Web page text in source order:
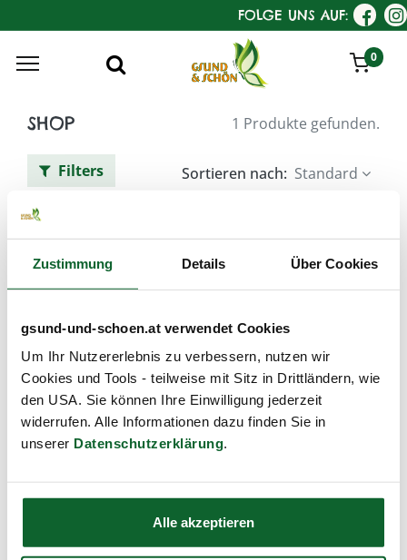
Zustimmung Details Über Cookies
gsund-und-schoen.at verwendet Cookies
Um Ihr Nutzererlebnis zu verbessern, nutzen wir
Cookies und Tools - teilweise mit Sitz in Drittländern, wie
den USA. Sie können Ihre Einwilligung jederzeit
widerrufen. Alle Informationen dazu finden Sie in
unserer Datenschutzerklärung.
Alle akzeptieren
FOLGE UNS AUF:
0
SHOP 1 Produkte gefunden.
Filters Sortieren nach: Standard
Tag :
KostKamm Haarbürsten klassisch